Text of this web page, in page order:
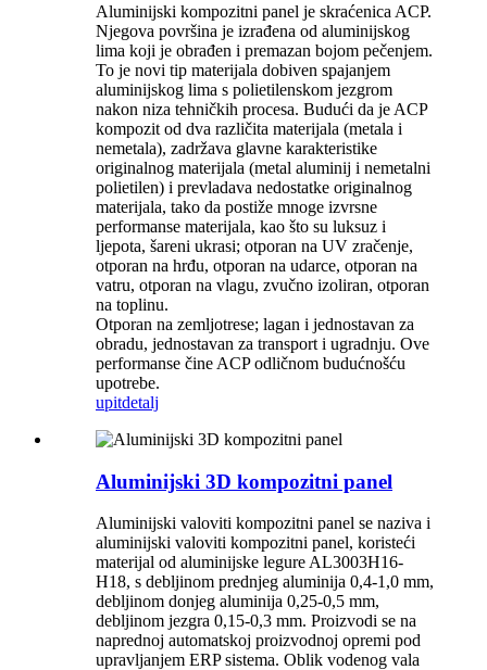
Aluminijski kompozitni panel je skraćenica ACP.
Njegova površina je izrađena od aluminijskog
lima koji je obrađen i premazan bojom pečenjem.
To je novi tip materijala dobiven spajanjem
aluminijskog lima s polietilenskom jezgrom
nakon niza tehničkih procesa. Budući da je ACP
kompozit od dva različita materijala (metala i
nemetala), zadržava glavne karakteristike
originalnog materijala (metal aluminij i nemetalni
polietilen) i prevladava nedostatke originalnog
materijala, tako da postiže mnoge izvrsne
performanse materijala, kao što su luksuz i
ljepota, šareni ukrasi; otporan na UV zračenje,
otporan na hrđu, otporan na udarce, otporan na
vatru, otporan na vlagu, zvučno izoliran, otporan
na toplinu.
Otporan na zemljotrese; lagan i jednostavan za
obradu, jednostavan za transport i ugradnju. Ove
performanse čine ACP odličnom budućnošću
upotrebe.
upitdetalj
Aluminijski 3D kompozitni panel
Aluminijski valoviti kompozitni panel se naziva i
aluminijski valoviti kompozitni panel, koristeći
materijal od aluminijske legure AL3003H16-
H18, s debljinom prednjeg aluminija 0,4-1,0 mm,
debljinom donjeg aluminija 0,25-0,5 mm,
debljinom jezgra 0,15-0,3 mm. Proizvodi se na
naprednoj automatskoj proizvodnoj opremi pod
upravljanjem ERP sistema. Oblik vodenog vala